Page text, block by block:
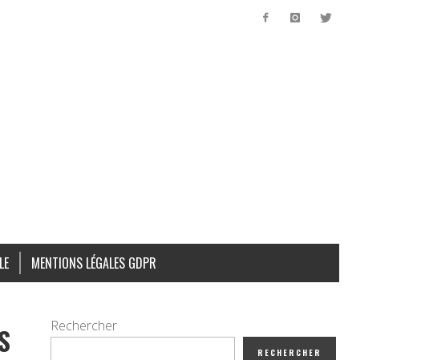
MENTIONS LÉGALES GDPR
Rechercher
RECHERCHER